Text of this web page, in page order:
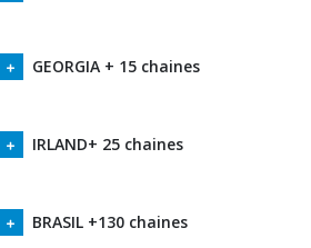
GEORGIA + 15 chaines
IRLAND+ 25 chaines
BRASIL +130 chaines